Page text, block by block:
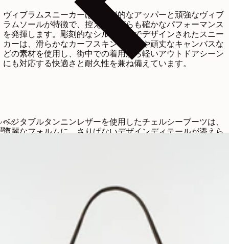
バッグ
新作
ヴィブラムスニーカーは、彫刻的なアッパーと頑強なヴィブ
ラムソールが特徴で、控えめながらも確かなパフォーマンス
を発揮します。彫刻的なシルエットでデザインされたスニー
カーは、滑らかなカーフスキンレザーや頑丈なキャンバスな
どの素材を使用し、街中での着用から軽いアウトドアシーン
にも対応する快適さと耐久性を兼ね備えています。
ベジタブルタンニンレザーを使用したチェルシーブーツは、
流麗なフォルムに、さりげないデザインディテールが添えら